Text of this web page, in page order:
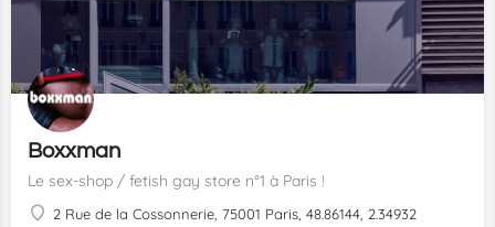
Boxxman
Le sex-shop / fetish gay store n°1 à Paris !
2 Rue de la Cossonnerie, 75001 Paris, 48.86144, 2.34932